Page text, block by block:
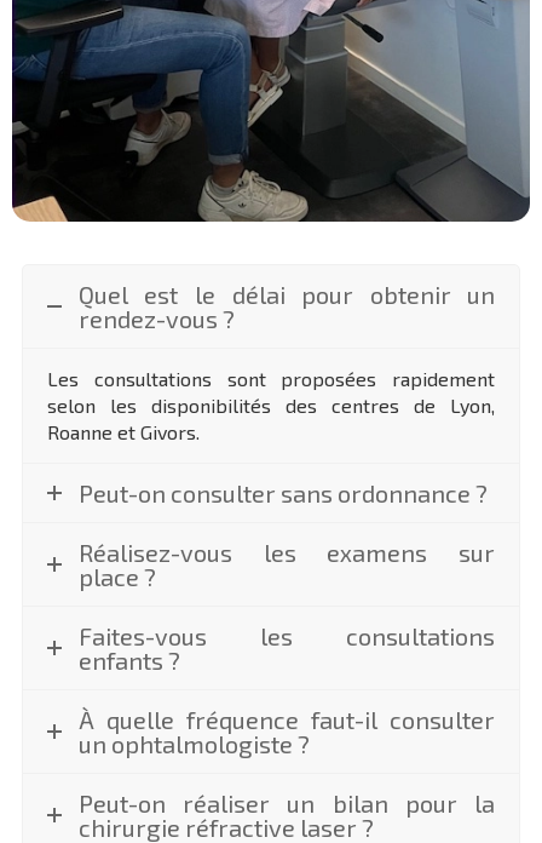
Quel est le délai pour obtenir un
rendez-vous ?
Les consultations sont proposées rapidement
selon les disponibilités des centres de Lyon,
Roanne et Givors.
Peut-on consulter sans ordonnance ?
Réalisez-vous les examens sur
place ?
Faites-vous les consultations
enfants ?
À quelle fréquence faut-il consulter
un ophtalmologiste ?
Peut-on réaliser un bilan pour la
chirurgie réfractive laser ?